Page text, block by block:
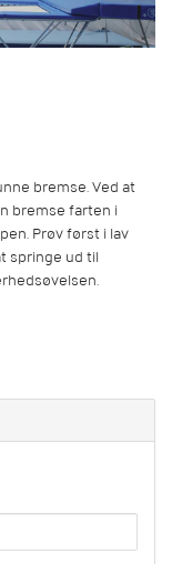
bremse. Ved at
bremse farten i
Prøv først i lav
springe ud til